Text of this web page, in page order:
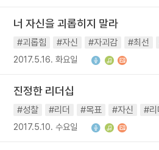
너 자신을 괴롭히지 말라
#괴롭힘 #자신 #자괴감 #최선
2017.5.16. 화요일
진정한 리더십
#성찰 #리더 #목표 #자신 #리
2017.5.10. 수요일